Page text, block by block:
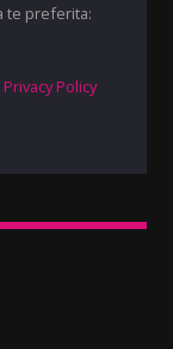
te preferita:
Privacy Policy